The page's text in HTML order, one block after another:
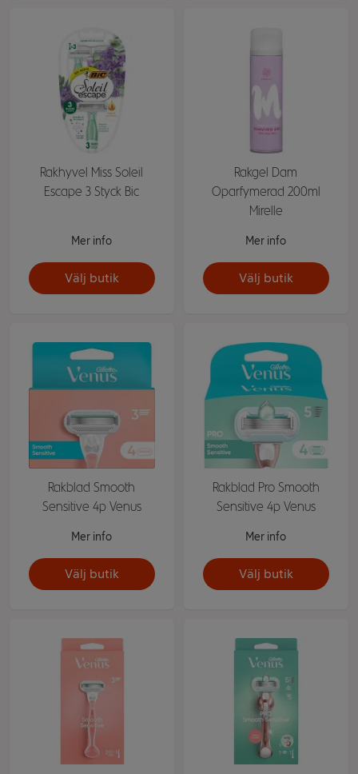
Rakhyvel Miss Soleil
Escape 3 Styck Bic
Mer info
Välj butik
Rakgel Dam
Oparfymerad 200ml
Mirelle
Mer info
Välj butik
Rakblad Smooth
Sensitive 4p Venus
Mer info
Välj butik
Rakblad Pro Smooth
Sensitive 4p Venus
Mer info
Välj butik